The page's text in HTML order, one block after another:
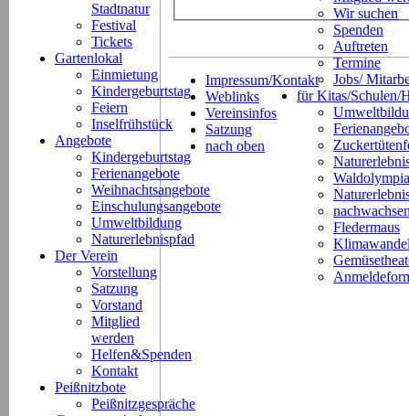
Wir suchen
Spenden
Auftreten
Termine
Jobs/
für Kitas/Schulen/
Fledermaus
Stadtnatur
Festival
Tickets
Gartenlokal
Einmietung
Kindergeburtstag
Feiern
Inselfrühstück
Angebote
Kindergeburtstag
Ferienangebote
Weihnachtsangebote
Einschulungsangebote
Umweltbildung
Naturerlebnispfad
Der Verein
Vorstellung
Satzung
Vorstand
Mitglied
werden
Helfen&Spenden
Kontakt
Peißnitzbote
Peißnitzgespräche
Impressum/Kontakt
Weblinks
Vereinsinfos
Satzung
nach oben